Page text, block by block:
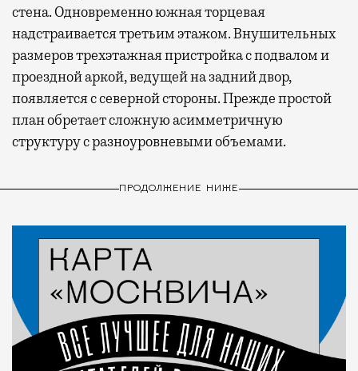
стена. Одновременно южная торцевая
надстраивается третьим этажом. Внушительных
размеров трехэтажная пристройка с подвалом и
проездной аркой, ведущей на задний двор,
появляется с северной стороны. Прежде простой
план обретает сложную асимметричную
структуру с разноуровневыми объемами.
ПРОДОЛЖЕНИЕ НИЖЕ